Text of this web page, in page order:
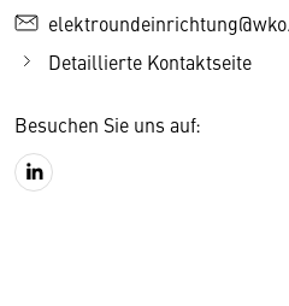
Detaillierte Kontaktseite
Besuchen Sie uns auf: